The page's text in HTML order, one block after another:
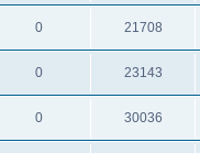
0 21708
0 23143
0 30036